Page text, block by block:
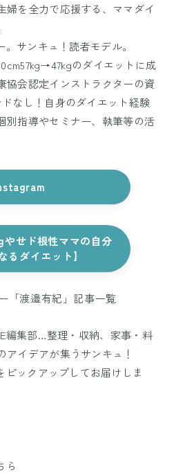
婦を全力で応援する、ママダイ
サンキュ！読者モデル。
のダイエットに成
協会認定インストラクターの資
なし！自身のダイエット経験
別指導やセミナー、執筆等の活
せド根性ママの自分
るダイエット】
「渡邉有紀」記事一覧
編集部…整理・収納、家事・料
イデアが集うサンキュ！
ピックアップしてお届けしま
ら